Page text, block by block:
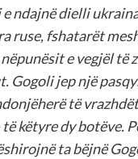
e ndajnë dielli
ruse, fshatarët
e vegjël të
Gogoli jep një
të
këtyre dy botëve.
ta bëjnë